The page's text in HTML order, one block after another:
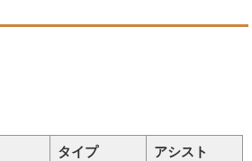
タイプ アシスト